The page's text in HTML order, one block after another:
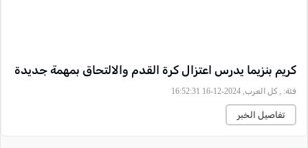
كريم بنزيما يدرس اعتزال كرة القدم والالتحاق بمهمة جديدة
فئة: , كل العرب, 2024-12-16 16:52:31
تفاصيل الخبر